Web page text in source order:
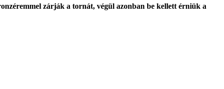
zárják a tornát, végül azonban be kellett érniük a